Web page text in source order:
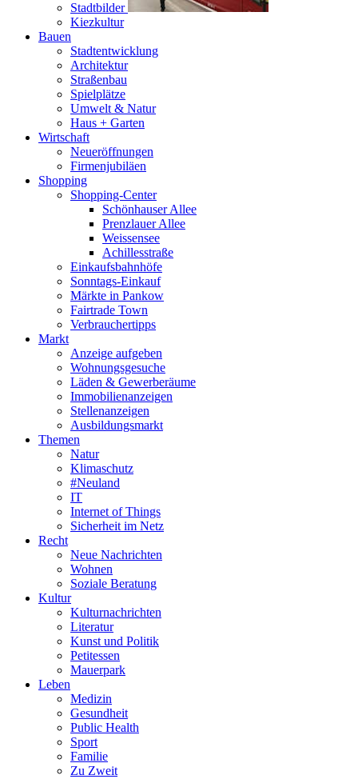
Stadtbilder
Kiezkultur
Bauen
Stadtentwicklung
Architektur
Straßenbau
Spielplätze
Umwelt & Natur
Haus + Garten
Wirtschaft
Neueröffnungen
Firmenjubiläen
Shopping
Shopping-Center
Schönhauser Allee
Prenzlauer Allee
Weissensee
Achillesstraße
Einkaufsbahnhöfe
Sonntags-Einkauf
Märkte in Pankow
Fairtrade Town
Verbrauchertipps
Markt
Anzeige aufgeben
Wohnungsgesuche
Läden & Gewerberäume
Immobilienanzeigen
Stellenanzeigen
Ausbildungsmarkt
Themen
Natur
Klimaschutz
#Neuland
IT
Internet of Things
Sicherheit im Netz
Recht
Neue Nachrichten
Wohnen
Soziale Beratung
Kultur
Kulturnachrichten
Literatur
Kunst und Politik
Petitessen
Mauerpark
Leben
Medizin
Gesundheit
Public Health
Sport
Familie
Zu Zweit